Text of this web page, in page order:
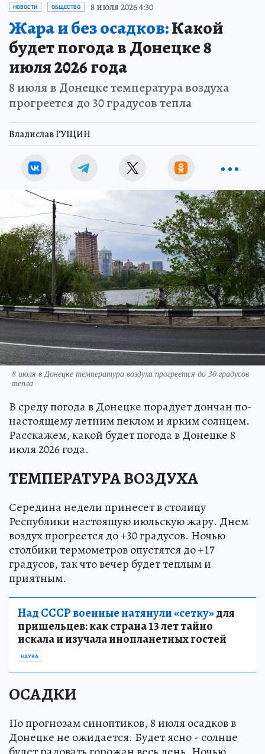
НОВОСТИ ОБЩЕСТВО 8 июля 2026 4:30
Жара и без осадков:Какой
будет погода в Донецке 8
июля 2026 года
8 июля в Донецке температура воздуха
прогреется до 30 градусов тепла
Владислав ГУЩИН
8 июля в Донецке температура воздуха прогреется до 30 градусов
тепла
В среду погода в Донецке порадует дончан по-
настоящему летним пеклом и ярким солнцем.
Расскажем, какой будет погода в Донецке 8
июля 2026 года.
ТЕМПЕРАТУРА ВОЗДУХА
Середина недели принесет в столицу
Республики настоящую июльскую жару. Днем
воздух прогреется до +30 градусов. Ночью
столбики термометров опустятся до +17
градусов, так что вечер будет теплым и
приятным.
Над СССР военные натянули «сетку»для
пришельцев: как страна 13 лет тайно
искала и изучала инопланетных гостей
НАУКА
ОСАДКИ
По прогнозам синоптиков, 8 июля осадков в
Донецке не ожидается. Будет ясно - солнце